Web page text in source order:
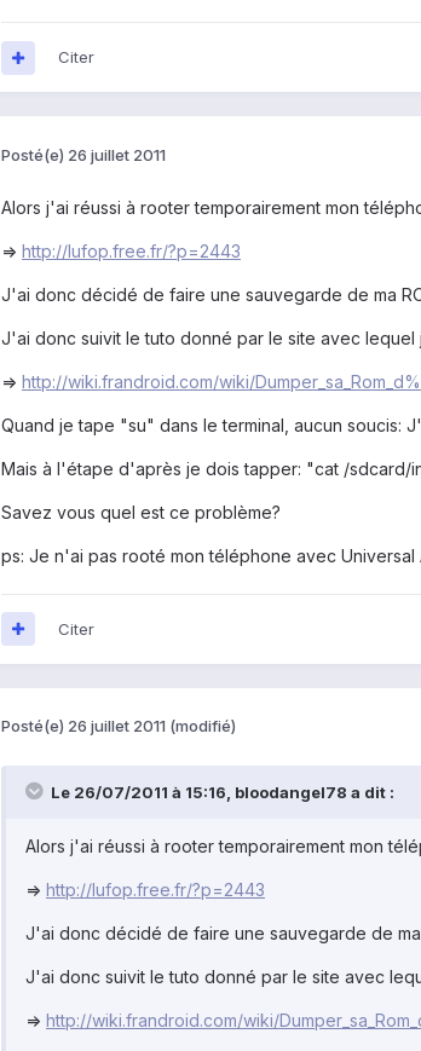
Citer
Posté(e) 26 juillet 2011
Alors j'ai réussi à rooter temporairement mon
=> http://lufop.free.fr/?p=2443
J'ai donc décidé de faire une sauvegarde de ma
J'ai donc suivit le tuto donné par le site avec
=> http://wiki.frandroid.com/wiki/
Quand je tape "su" dans le terminal, aucun soucis:
Mais à l'étape d'après je dois tapper: "cat /sdcard/
Savez vous quel est ce problème?
ps: Je n'ai pas rooté mon téléphone avec Universal
Citer
Posté(e) 26 juillet 2011 (modifié)
Le 26/07/2011 à 15:16, bloodangel78 a dit :
Alors j'ai réussi à rooter temporairement mon
=> http://lufop.free.fr/?p=2443
J'ai donc décidé de faire une sauvegarde de
J'ai donc suivit le tuto donné par le site avec
=> http://wiki.frandroid.com/wiki/